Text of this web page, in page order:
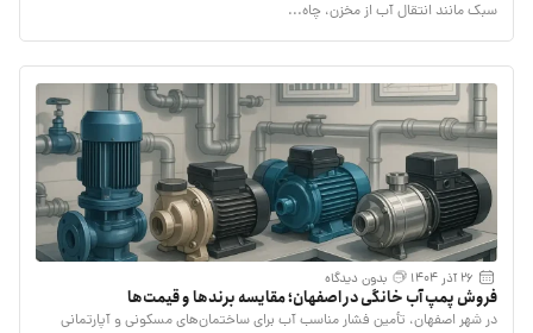
سبک مانند انتقال آب از مخزن، چاه...
26 آذر 1404 بدون دیدگاه
فروش پمپ آب خانگی در اصفهان؛ مقایسه برندها و قیمت‌ها
در شهر اصفهان، تأمین فشار مناسب آب برای ساختمان‌های مسکونی و آپارتمانی